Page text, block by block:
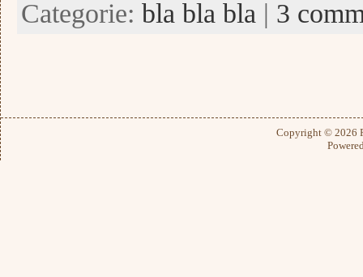
Categorie: bla bla bla | 3
Copyright © 2026